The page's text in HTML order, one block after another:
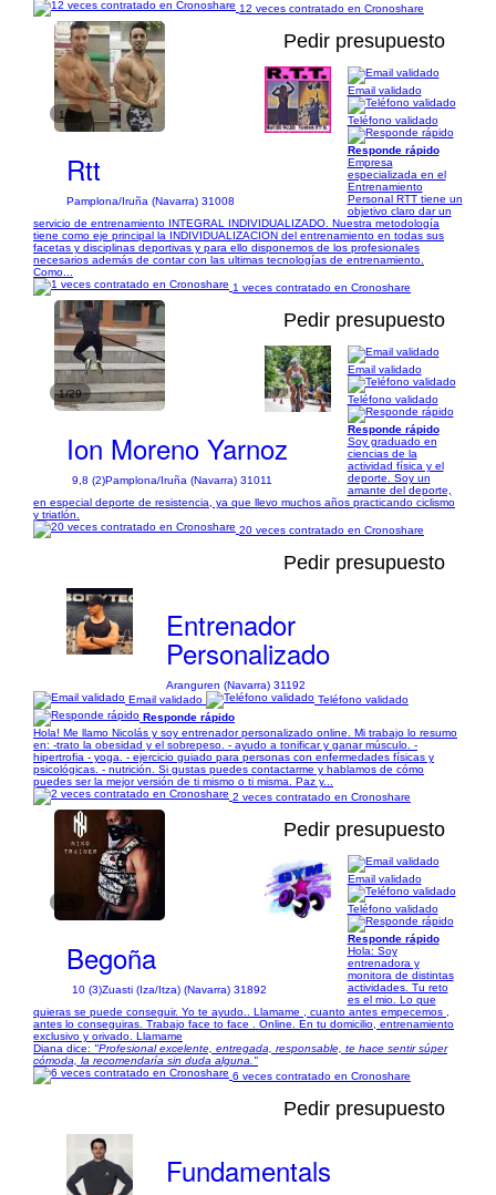
12 veces contratado en Cronoshare
1/8
Pedir presupuesto
Rtt
Pamplona/Iruña (Navarra) 31008
Email validado
Teléfono validado
Responde rápido
Empresa
especializada en el
Entrenamiento
Personal RTT tiene un
objetivo claro dar un
servicio de entrenamiento INTEGRAL INDIVIDUALIZADO. Nuestra metodología
tiene como eje principal la INDIVIDUALIZACION del entrenamiento en todas sus
facetas y disciplinas deportivas y para ello disponemos de los profesionales
necesarios además de contar con las ultimas tecnologías de entrenamiento.
Como...
1 veces contratado en Cronoshare
1/29
Pedir presupuesto
Ion Moreno Yarnoz
9,8 (2)Pamplona/Iruña (Navarra) 31011
Email validado
Teléfono validado
Responde rápido
Soy graduado en
ciencias de la
actividad física y el
deporte. Soy un
amante del deporte,
en especial deporte de resistencia, ya que llevo muchos años practicando ciclismo
y triatlón.
20 veces contratado en Cronoshare
Pedir presupuesto
Entrenador
Personalizado
Aranguren (Navarra) 31192
Email validado
Teléfono validado
Responde rápido
Hola! Me llamo Nicolás y soy entrenador personalizado online. Mi trabajo lo resumo
en: -trato la obesidad y el sobrepeso. - ayudo a tonificar y ganar músculo. -
hipertrofia - yoga. - ejercicio guiado para personas con enfermedades físicas y
psicológicas. - nutrición. Si gustas puedes contactarme y hablamos de cómo
puedes ser la mejor versión de ti mismo o ti misma. Paz y...
2 veces contratado en Cronoshare
Pedir presupuesto
Begoña
10 (3)Zuasti (Iza/Itza) (Navarra) 31892
Email validado
Teléfono validado
Responde rápido
Hola: Soy
entrenadora y
monitora de distintas
actividades. Tu reto
es el mio. Lo que
quieras se puede conseguir. Yo te ayudo.. Llamame , cuanto antes empecemos ,
antes lo conseguiras. Trabajo face to face . Online. En tu domicilio, entrenamiento
exclusivo y orivado. Llamame
Diana dice: "Profesional excelente, entregada, responsable, te hace sentir súper
cómoda, la recomendaría sin duda alguna."
6 veces contratado en Cronoshare
Pedir presupuesto
Fundamentals